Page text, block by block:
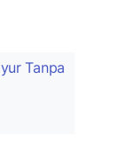
Tanpa